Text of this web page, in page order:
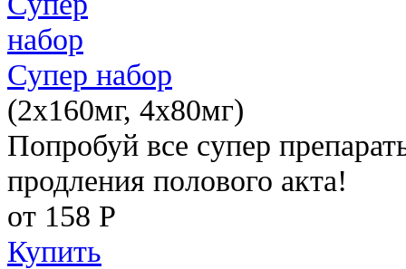
Супер набор
(2х160мг, 4х80мг)
Попробуй все супер
продления полового акта!
от 158 Р
Купить